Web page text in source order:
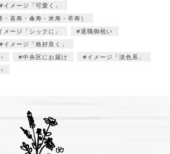
イメージ「可愛く」
喜寿・傘寿・米寿・卒寿）
メージ「シックに」
退職御祝い
イメージ「格好良く」
中央区にお届け
イメージ「淡色系」